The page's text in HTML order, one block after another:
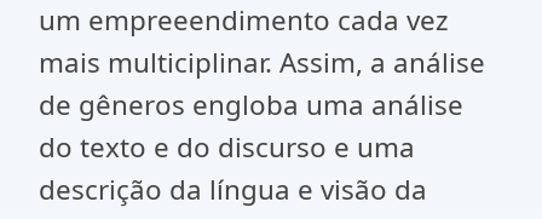
um empreeendimento cada vez
mais multiciplinar. Assim, a análise
de gêneros engloba uma análise
do texto e do discurso e uma
descrição da língua e visão da